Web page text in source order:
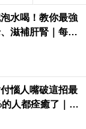
水喝！教你最強
滋補肝腎｜每日
惱人嘴破這招最
人都痊癒了｜每